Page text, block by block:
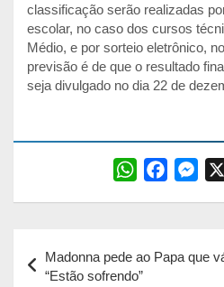
classificação serão realizadas
escolar, no caso dos cursos
Médio, e por sorteio eletrônico,
previsão é de que o resultado
seja divulgado no dia 22 de
W
s
b
e
de
Madonna pede ao Papa que
“Estão sofrendo”